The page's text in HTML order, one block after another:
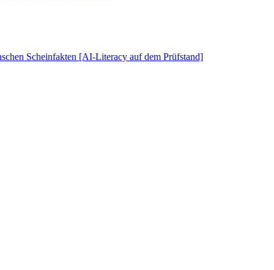
Scheinfakten [AI-Literacy auf dem Prüfstand]